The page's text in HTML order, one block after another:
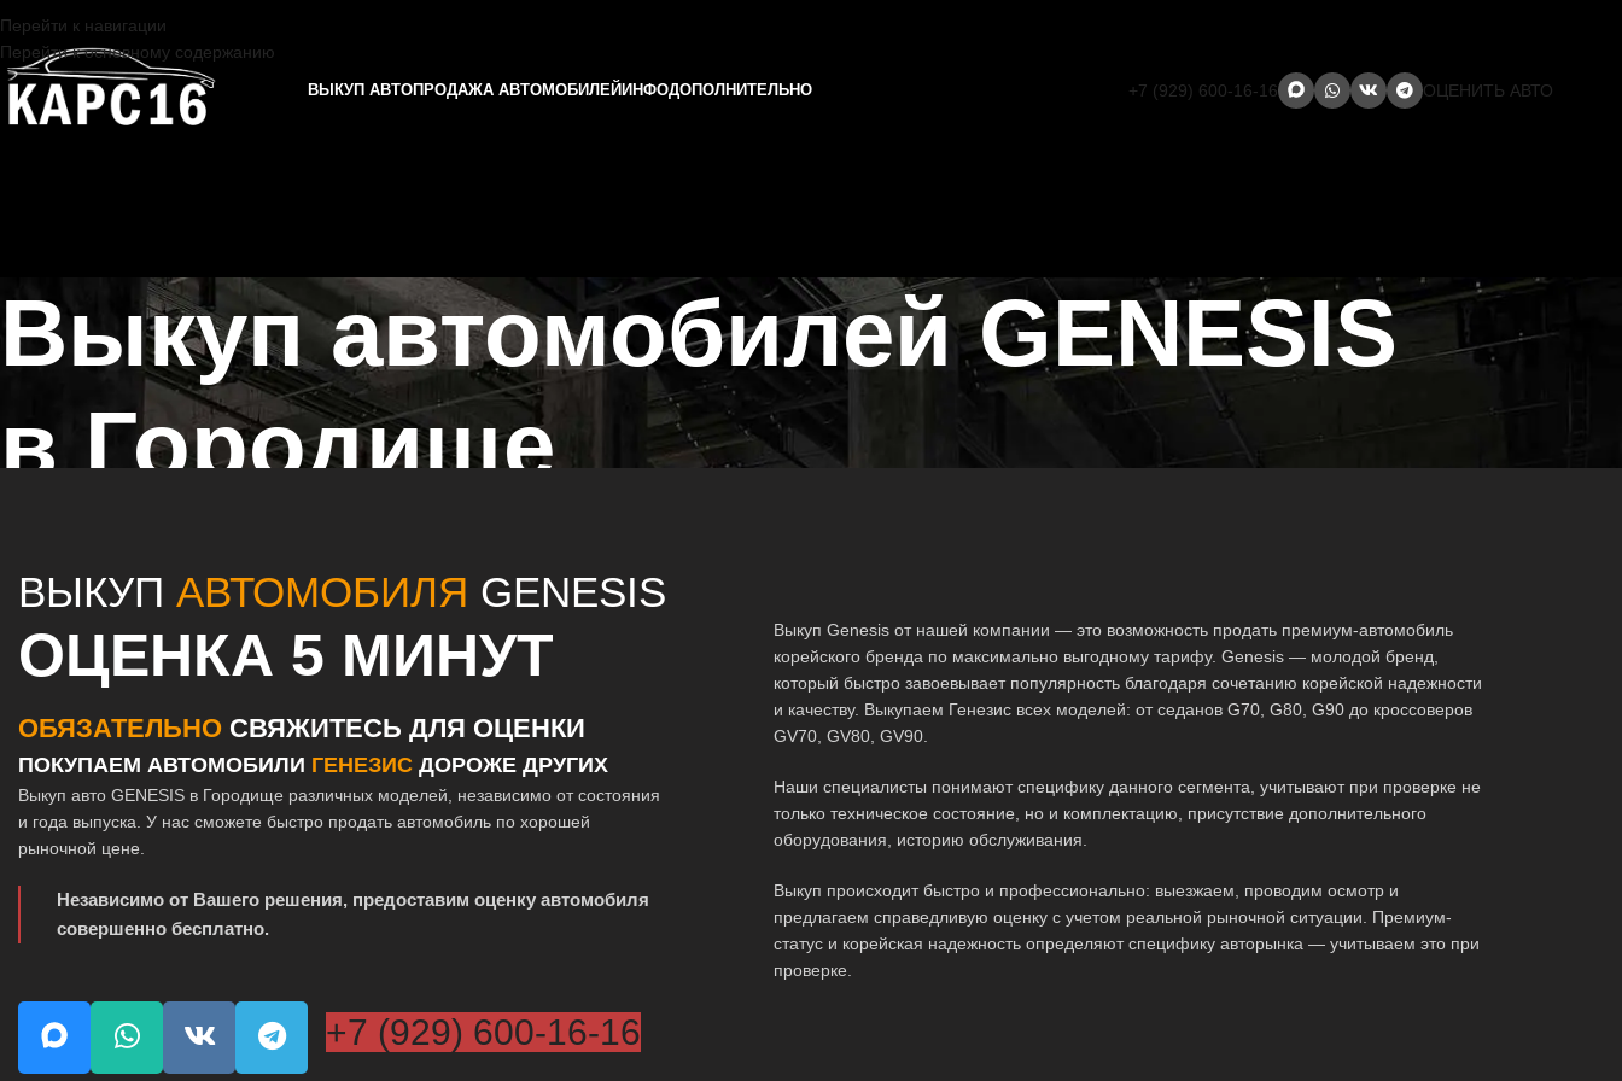
Перейти к навигации
Перейти к основному содержанию
ВЫКУП АВТОПРОДАЖА АВТОМОБИЛЕЙ ИНФОДОПОЛНИТЕЛЬНО +7 (929) 600-16-16 ОЦЕНИТЬ АВТО
Выкуп автомобилей GENESIS
в Городище
ВЫКУП АВТОМОБИЛЯ GENESIS
ОЦЕНКА 5 МИНУТ
ОБЯЗАТЕЛЬНО СВЯЖИТЕСЬ ДЛЯ ОЦЕНКИ
ПОКУПАЕМ АВТОМОБИЛИ ГЕНЕЗИС ДОРОЖЕ ДРУГИХ
Выкуп авто GENESIS в Городище различных моделей, независимо от состояния
и года выпуска. У нас сможете быстро продать автомобиль по хорошей
рыночной цене.
Независимо от Вашего решения, предоставим оценку автомобиля
совершенно бесплатно.
+7 (929) 600-16-16
Выкуп Genesis от нашей компании — это возможность продать премиум-автомобиль
корейского бренда по максимально выгодному тарифу. Genesis — молодой бренд,
который быстро завоевывает популярность благодаря сочетанию корейской надежности
и качеству. Выкупаем Генезис всех моделей: от седанов G70, G80, G90 до кроссоверов
GV70, GV80, GV90.
Наши специалисты понимают специфику данного сегмента, учитывают при проверке не
только техническое состояние, но и комплектацию, присутствие дополнительного
оборудования, историю обслуживания.
Выкуп происходит быстро и профессионально: выезжаем, проводим осмотр и
предлагаем справедливую оценку с учетом реальной рыночной ситуации. Премиум-
статус и корейская надежность определяют специфику авторынка — учитываем это при
проверке.